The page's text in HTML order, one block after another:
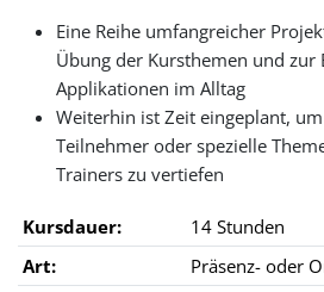
Eine Reihe umfangreicher
Übung der Kursthemen und zur
Applikationen im Alltag
Weiterhin ist Zeit eingeplant,
Teilnehmer oder spezielle
Trainers zu vertiefen
Kursdauer:
14 Stunden
Art:
Präsenz- oder